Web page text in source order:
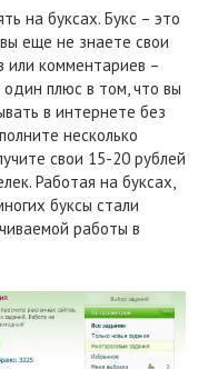
на буксах. Букс – это
еще не знаете свои
или комментариев –
плюс в том, что вы
в интернете без
несколько
свои 15-20 рублей
Работая на буксах,
буксы стали
работы в